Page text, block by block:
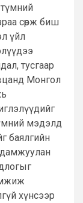
түмний
сөрж биш
үйл
тусгаар
Монгол
мэдэлд
баялгийн
хүнсээр